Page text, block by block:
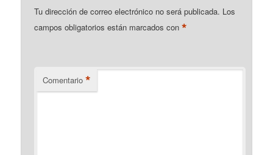
Tu dirección de correo electrónico no será publicada. Los
campos obligatorios están marcados con*
Comentario *